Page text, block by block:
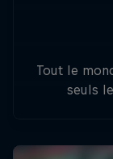
Tout le
seuls